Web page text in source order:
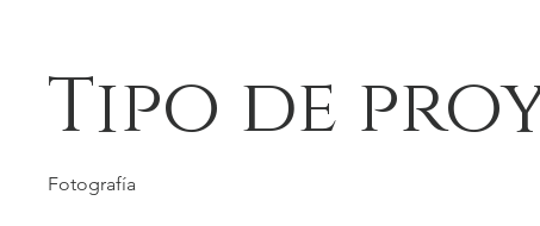
Tipo de
Fotografía